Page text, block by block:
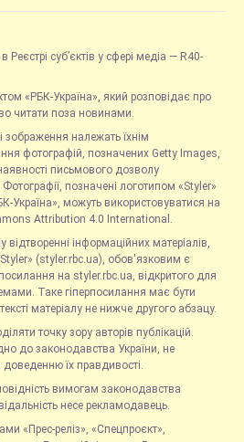
Реєстрі суб’єктів у сфері медіа — R40-
«РБК-Україна», який розповідає про
читати поза новинами.
зображення належать їхнім
фотографій, позначених Getty Images,
письмового дозволу
позначені логотипом «Styler»
Україна», можуть використовуватися на
Attribution 4.0 International.
інформаційних матеріалів,
(styler.rbc.ua), обов'язковим є
на styler.rbc.ua, відкритого для
Таке гіперпосилання має бути
матеріалу не нижче другого абзацу.
точку зору авторів публікацій.
до законодавства України, не
їх правдивості.
вимогам законодавства
несе рекламодавець.
«Прес-реліз», «Спецпроєкт»,